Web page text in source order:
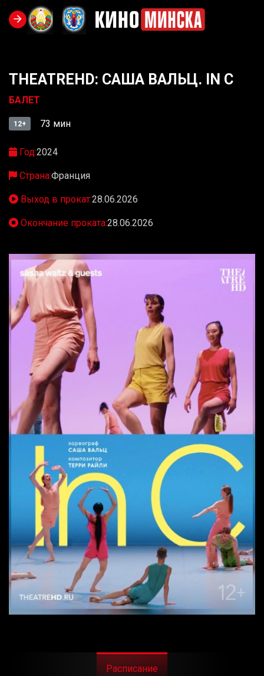
THEATREHD: САША ВАЛЬЦ. IN C
БАЛЕТ
12+ 73 мин
Год:2024
Страна:Франция
Выход в прокат:28.06.2026
Окончание проката:28.06.2026
Расписание